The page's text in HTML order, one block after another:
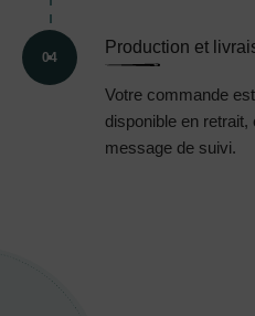
04
Production et
Votre commande
disponible en
message de suivi.